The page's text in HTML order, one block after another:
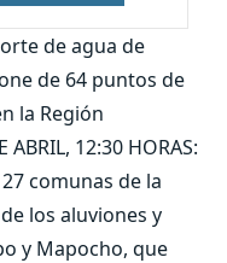
de agua de
de 64 puntos de
la Región
12:30 HORAS:
comunas de la
los aluviones y
y Mapocho, que